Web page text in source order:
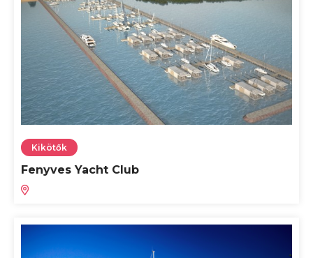
Kikötők
Fenyves Yacht Club